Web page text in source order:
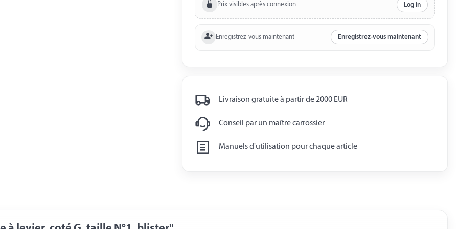
Prix visibles après connexion Log in
Enregistrez-vous maintenant Enregistrez-vous maintenant
Livraison gratuite à partir de 2000 EUR
Conseil par un maître carrossier
Manuels d'utilisation pour chaque article